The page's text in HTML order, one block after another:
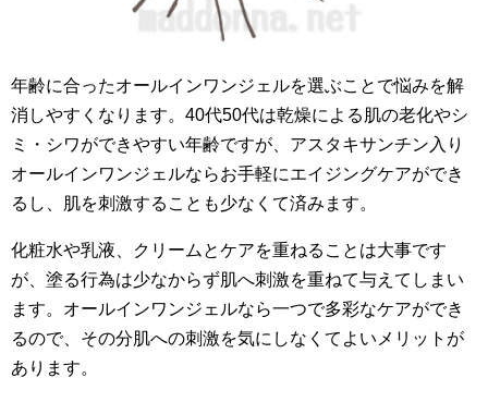
年齢に合ったオールインワンジェルを選ぶことで悩みを解
消しやすくなります。40代50代は乾燥による肌の老化やシ
ミ・シワができやすい年齢ですが、アスタキサンチン入り
オールインワンジェルならお手軽にエイジングケアができ
るし、肌を刺激することも少なくて済みます。
化粧水や乳液、クリームとケアを重ねることは大事です
が、塗る行為は少なからず肌へ刺激を重ねて与えてしまい
ます。オールインワンジェルなら一つで多彩なケアができ
るので、その分肌への刺激を気にしなくてよいメリットが
あります。